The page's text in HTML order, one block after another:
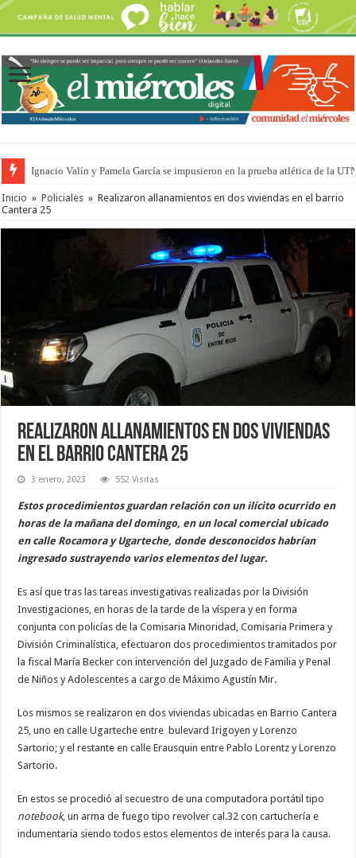
Ignacio Valín y Pamela García se impusieron en la prueba atlética de la
Inicio » Policiales » Realizaron allanamientos en dos viviendas en el barrio
Cantera 25
Realizaron allanamientos en dos viviendas
en el barrio Cantera 25
3 enero, 2023 552 Visitas
Estos procedimientos guardan relación con un ilícito ocurrido en
horas de la mañana del domingo, en un local comercial ubicado
en calle Rocamora y Ugarteche, donde desconocidos habrían
ingresado sustrayendo varios elementos del lugar.
Es así que tras las tareas investigativas realizadas por la División
Investigaciones, en horas de la tarde de la víspera y en forma
conjunta con policías de la Comisaria Minoridad, Comisaria Primera y
División Criminalística, efectuaron dos procedimientos tramitados por
la fiscal María Becker con intervención del Juzgado de Familia y Penal
de Niños y Adolescentes a cargo de Máximo Agustín Mir.
Los mismos se realizaron en dos viviendas ubicadas en Barrio Cantera
25, uno en calle Ugarteche entre bulevard Irigoyen y Lorenzo
Sartorio; y el restante en calle Erausquin entre Pablo Lorentz y Lorenzo
Sartorio.
En estos se procedió al secuestro de una computadora portátil tipo
notebook, un arma de fuego tipo revolver cal.32 con cartuchería e
indumentaria siendo todos estos elementos de interés para la causa.